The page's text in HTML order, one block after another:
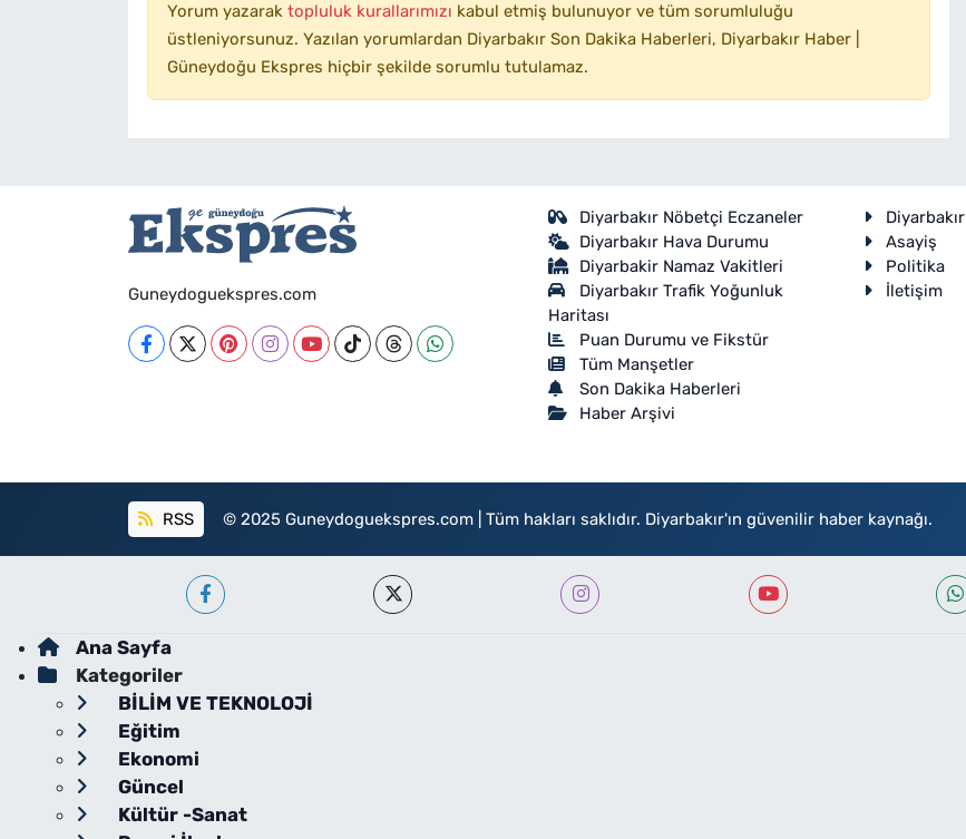
Yorum yazarak topluluk kurallarımızı kabul etmiş bulunuyor ve tüm sorumluluğu
üstleniyorsunuz. Yazılan yorumlardan Diyarbakır Son Dakika Haberleri, Diyarbakır Haber |
Güneydoğu Ekspres hiçbir şekilde sorumlu tutulamaz.
Guneydoguekspres.com
Diyarbakır Nöbetçi Eczaneler
Diyarbakır Hava Durumu
Diyarbakir Namaz Vakitleri
Diyarbakır Trafik Yoğunluk
Haritası
Puan Durumu ve Fikstür
Tüm Manşetler
Son Dakika Haberleri
Haber Arşivi
Diyarbakır
Asayiş
Politika
İletişim
RSS © 2025 Guneydoguekspres.com | Tüm hakları saklıdır. Diyarbakır'ın güvenilir haber kaynağı.
Ana Sayfa
Kategoriler
BİLİM VE TEKNOLOJİ
Eğitim
Ekonomi
Güncel
Kültür -Sanat